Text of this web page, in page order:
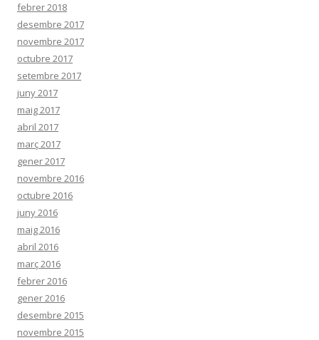
febrer 2018
desembre 2017
novembre 2017
octubre 2017
setembre 2017
juny 2017
maig 2017
abril 2017
març 2017
gener 2017
novembre 2016
octubre 2016
juny 2016
maig 2016
abril 2016
març 2016
febrer 2016
gener 2016
desembre 2015
novembre 2015